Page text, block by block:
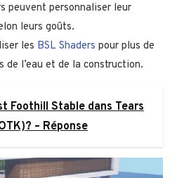
peuvent personnaliser leur
leurs goûts.
les BSL Shaders pour plus de
de l’eau et de la construction.
Foothill Stable dans Tears
– Réponse